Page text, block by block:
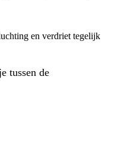
en verdriet tegelijk
tussen de